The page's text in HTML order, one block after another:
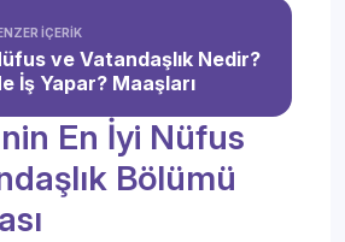
İÇERİK
ve Vatandaşlık Nedir?
İş Yapar? Maaşları
En İyi Nüfus
Bölümü